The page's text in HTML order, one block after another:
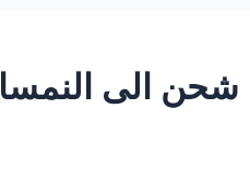
شحن الى النمسا